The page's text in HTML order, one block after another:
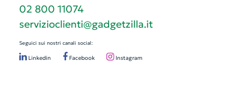
02 800 11074
servizioclienti@gadgetzilla.it
Seguici sui nostri canali social:
Linkedin Facebook Instagram